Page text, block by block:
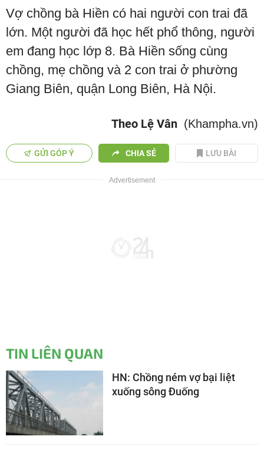
Vợ chồng bà Hiền có hai người con trai đã
lớn. Một người đã học hết phổ thông, người
em đang học lớp 8. Bà Hiền sống cùng
chồng, mẹ chồng và 2 con trai ở phường
Giang Biên, quận Long Biên, Hà Nội.
Theo Lệ Vân (Khampha.vn)
GỬI GÓP Ý CHIA SẺ LƯU BÀI
TIN LIÊN QUAN
HN: Chồng ném vợ bại liệt
xuống sông Đuống